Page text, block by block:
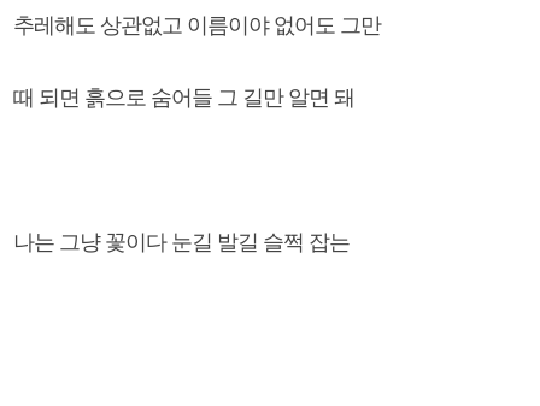
추레해도 상관없고 이름이야 없어도 그만
때 되면 흙으로 숨어들 그 길만 알면 돼
나는 그냥 꽃이다 눈길 발길 슬쩍 잡는